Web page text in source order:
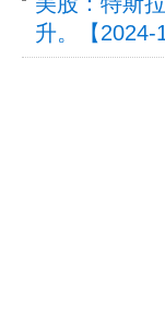
升。【2024-